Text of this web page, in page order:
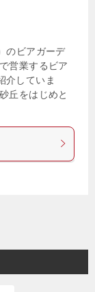
のビアガーデ
営業するビア
介していま
丘をはじめと